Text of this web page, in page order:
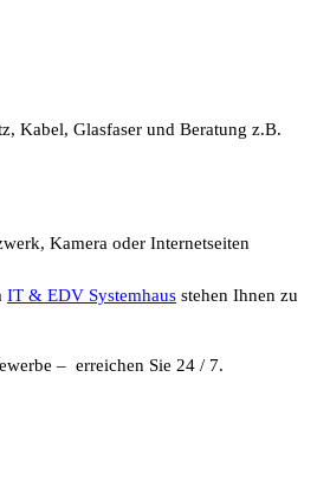
Kabel, Glasfaser und Beratung z.B.
Kamera oder Internetseiten
IT & EDV Systemhaus stehen Ihnen zu
– erreichen Sie 24 / 7.